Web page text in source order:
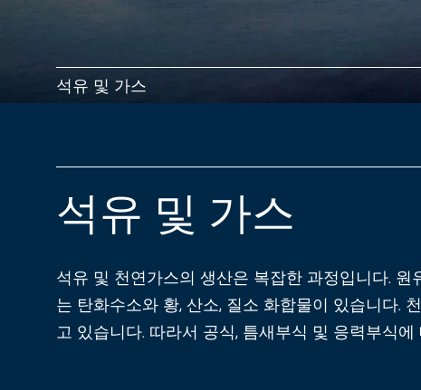
석유 및 가스
석유 및 가스
석유 및 천연가스의 생산은 복잡한 과정입니다.
는 탄화수소와 황, 산소, 질소 화합물이 있습니다.
고 있습니다. 따라서 공식, 틈새부식 및 응력부식